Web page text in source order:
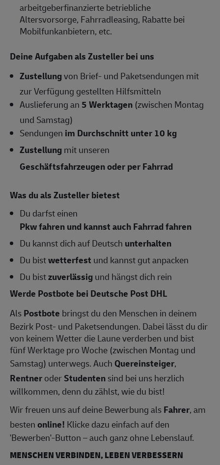
arbeitgeberfinanzierte betriebliche
Altersvorsorge, Fahrradleasing, Rabatte bei
Mobilfunkanbietern, etc.
Deine Aufgaben als Zusteller bei uns
Zustellungvon Brief- und Paketsendungen mit
zur Verfügung gestellten Hilfsmitteln
Auslieferung an5 Werktagen (zwischen Montag
und Samstag)
Sendungen im Durchschnitt unter 10 kg
Zustellungmit unseren
Geschäftsfahrzeugen oder per Fahrrad
Was du als Zusteller bietest
Du darfst einen
Pkw fahren und kannst auch Fahrrad fahren
Du kannst dich auf Deutsch unterhalten
Du bistwetterfest und kannst gut anpacken
Du bistzuverlässigund hängst dich rein
Werde Postbote bei Deutsche Post DHL
AlsPostbote bringst du den Menschen in deinem
Bezirk Post- und Paketsendungen. Dabei lässt du dir
von keinem Wetter die Laune verderben und bist
fünf Werktage pro Woche (zwischen Montag und
Samstag) unterwegs. Auch Quereinsteiger,
RentneroderStudentensind bei uns herzlich
willkommen, denn du zählst, wie du bist!
Wir freuen uns auf deine Bewerbung alsFahrer, am
bestenonline! Klicke dazu einfach auf den
'Bewerben'-Button – auch ganz ohne Lebenslauf.
MENSCHEN VERBINDEN, LEBEN VERBESSERN